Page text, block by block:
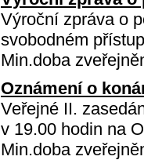
Výroční zpráva o
svobodném
Min.doba
Oznámení o
Veřejné II.
v 19.00 hodin na
Min.doba